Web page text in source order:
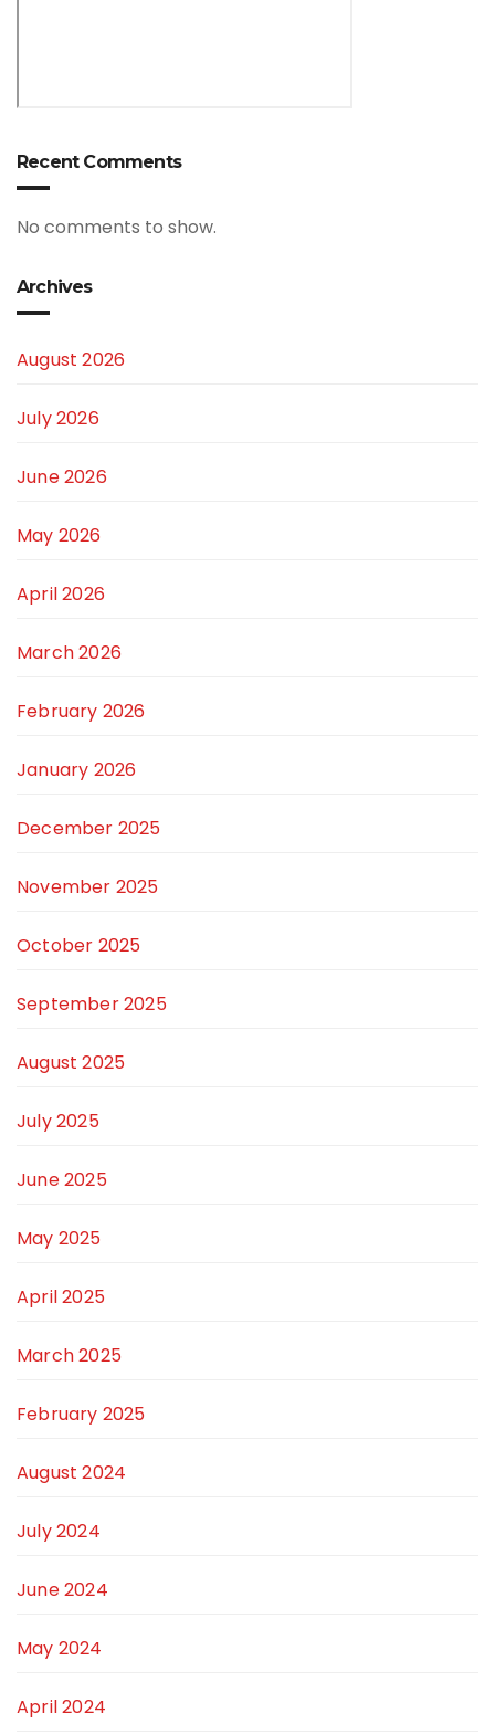
Recent Comments
No comments to show.
Archives
August 2026
July 2026
June 2026
May 2026
April 2026
March 2026
February 2026
January 2026
December 2025
November 2025
October 2025
September 2025
August 2025
July 2025
June 2025
May 2025
April 2025
March 2025
February 2025
August 2024
July 2024
June 2024
May 2024
April 2024